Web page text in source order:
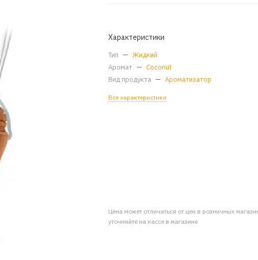
Характеристики
Тип — Жидкий
Аромат — Coconut
Вид продукта — Ароматизатор
Все характеристики
Цена может отличаться от цен в розничных
уточняйте на кассе в магазине